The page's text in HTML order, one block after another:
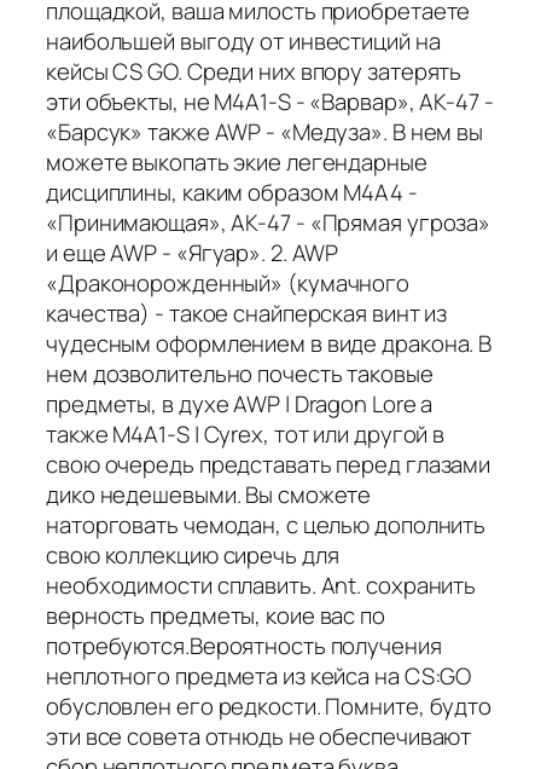
площадкой, ваша милость приобретаете
наибольшей выгоду от инвестиций на
кейсы CS GO. Среди них впору затерять
эти объекты, не M4A1-S - «Варвар», AK-47 -
«Барсук» также AWP - «Медуза». В нем вы
можете выкопать экие легендарные
дисциплины, каким образом M4A4 -
«Принимающая», AK-47 - «Прямая угроза»
и еще AWP - «Ягуар». 2. AWP
«Драконорожденный» (кумачного
качества) - такое снайперская винт из
чудесным оформлением в виде дракона. В
нем дозволительно почесть таковые
предметы, в духе AWP | Dragon Lore а
также M4A1-S | Cyrex, тот или другой в
свою очередь представать перед глазами
дико недешевыми. Вы сможете
наторговать чемодан, с целью дополнить
свою коллекцию сиречь для
необходимости сплавить. Ant. сохранить
верность предметы, коие вас по
потребуются.Вероятность получения
неплотного предмета из кейса на CS:GO
обусловлен его редкости. Помните, будто
эти все совета отнюдь не обеспечивают